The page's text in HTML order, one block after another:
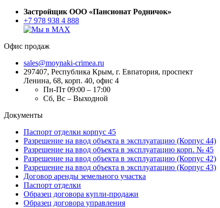
Застройщик ООО «Пансионат Родничок»
+7 978 938 4 888
Офис продаж
sales@moynaki-crimea.ru
297407, Республика Крым, г. Евпатория, проспект
Ленина, 68, корп. 40, офис 4
Пн-Пт 09:00 – 17:00
Сб, Вс – Выходной
Документы
Паспорт отделки корпус 45
Разрешение на ввод объекта в эксплуатацию (Корпус 44)
Разрешение на ввод объекта в эксплуатацию корп. № 45
Разрешение на ввод объекта в эксплуатацию (Корпус 42)
Разрешение на ввод объекта в эксплуатацию (Корпус 43)
Договор аренды земельного участка
Паспорт отделки
Образец договора купли-продажи
Образец договора управления